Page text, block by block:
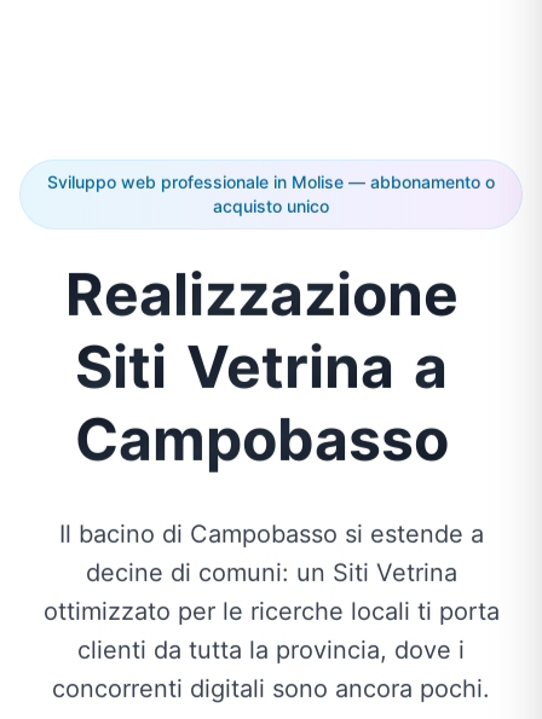
Sviluppo web professionale in Molise — abbonamento o
acquisto unico
Realizzazione
Siti Vetrina a
Campobasso
Il bacino di Campobasso si estende a
decine di comuni: un Siti Vetrina
ottimizzato per le ricerche locali ti porta
clienti da tutta la provincia, dove i
concorrenti digitali sono ancora pochi.